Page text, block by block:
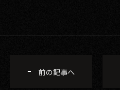
前の記事へ